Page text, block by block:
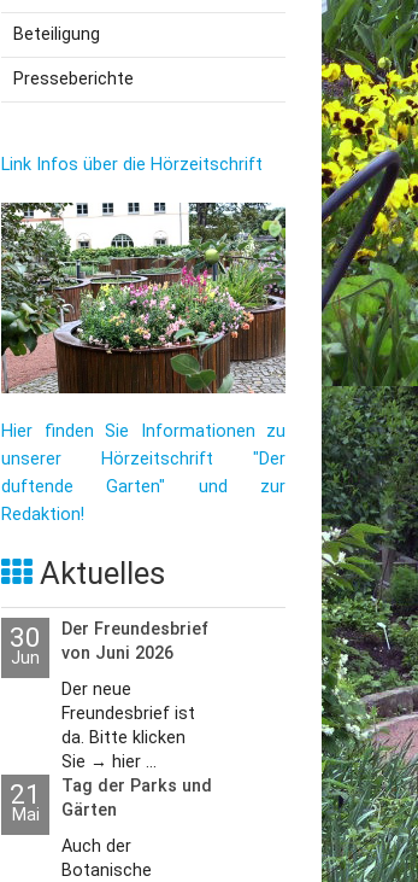
Beteiligung
Presseberichte
Link Infos über die Hörzeitschrift
Hier finden Sie Informationen zu
unserer Hörzeitschrift "Der
duftende Garten" und zur
Redaktion!
Aktuelles
30
Jun
Der Freundesbrief
von Juni 2026
Der neue
Freundesbrief ist
da. Bitte klicken
Sie → hier ...
21
Mai
Tag der Parks und
Gärten
Auch der
Botanische